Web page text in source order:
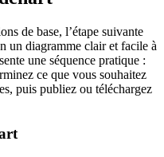
de base, l’étape suivante
un diagramme clair et facile à
une séquence pratique :
ce que vous souhaitez
puis publiez ou téléchargez